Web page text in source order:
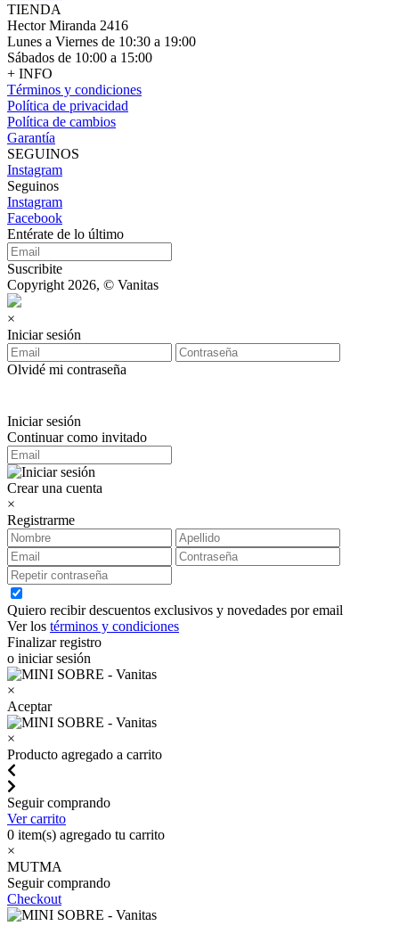
TIENDA
Hector Miranda 2416
Lunes a Viernes de 10:30 a 19:00
Sábados de 10:00 a 15:00
+ INFO
Términos y condiciones
Política de privacidad
Política de cambios
Garantía
SEGUINOS
Instagram
Seguinos
Instagram
Facebook
Entérate de lo último
Suscribite
Copyright 2026, © Vanitas
×
Iniciar sesión
Olvidé mi contraseña
Iniciar sesión
Continuar como invitado
Crear una cuenta
×
Registrarme
Quiero recibir descuentos exclusivos y novedades por email
Ver los términos y condiciones
Finalizar registro
o iniciar sesión
×
Aceptar
×
Producto agregado a carrito
Seguir comprando
Ver carrito
0 item(s) agregado tu carrito
×
MUTMA
Seguir comprando
Checkout